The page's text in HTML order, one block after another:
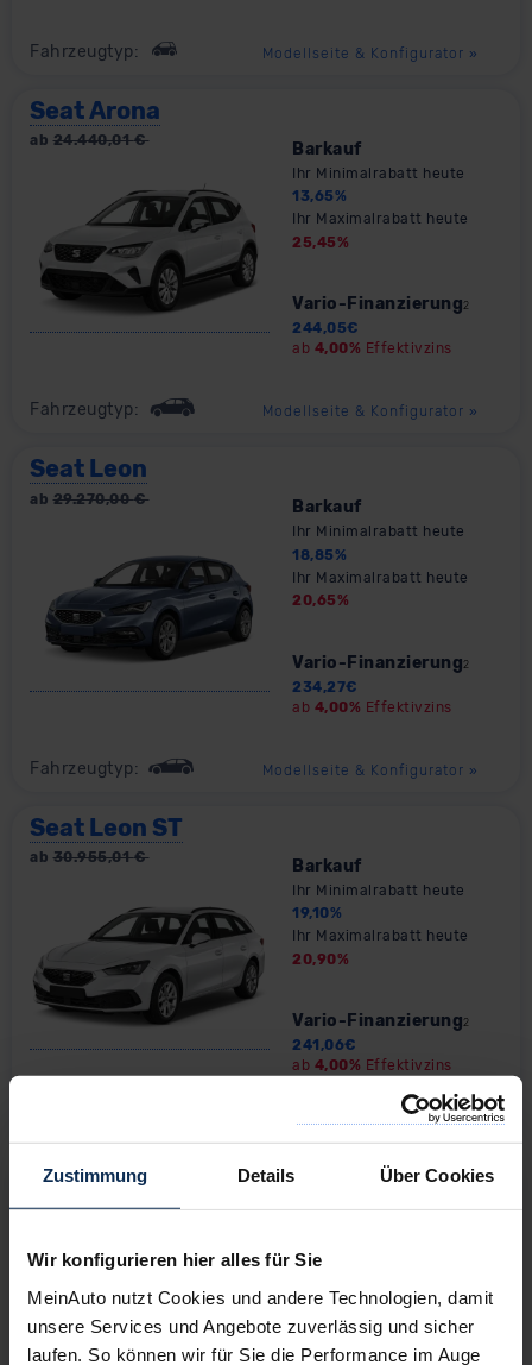
Zustimmung Details Über Cookies
Wir konfigurieren hier alles für Sie
MeinAuto nutzt Cookies und andere Technologien, damit
unsere Services und Angebote zuverlässig und sicher
laufen. So können wir für Sie die Performance im Auge
Fahrzeugtyp: Modellseite & Konfigurator »
Seat Arona
ab 24.440,01€ Barkauf
Ihr Minimalrabatt heute
13,65%
Ihr Maximalrabatt heute
25,45%
Vario-Finanzierung2
244,05€
ab 4,00% Effektivzins
Fahrzeugtyp: Modellseite & Konfigurator »
Seat Leon
ab 29.270,00€ Barkauf
Ihr Minimalrabatt heute
18,85%
Ihr Maximalrabatt heute
20,65%
Vario-Finanzierung 2
234,27€
ab 4,00% Effektivzins
Fahrzeugtyp: Modellseite & Konfigurator »
Seat Leon ST
ab 30.955,01€ Barkauf
Ihr Minimalrabatt heute
19,10%
Ihr Maximalrabatt heute
20,90%
Vario-Finanzierung2
241,06€
ab 4,00% Effektivzins
Modellseite & Konfigurator»
Seat Leon ST Plug-in-Hybrid
ab30.955,01€
18,10
Ihr Maximalrabatt heute
%